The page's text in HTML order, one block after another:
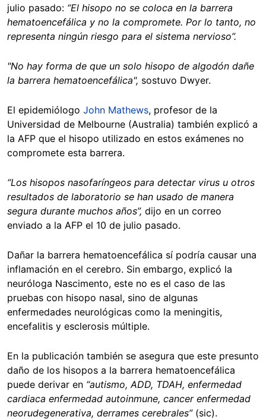
julio pasado: “El hisopo no se coloca en la barrera
hematoencefálica y no la compromete. Por lo tanto, no
representa ningún riesgo para el sistema nervioso”.
"No hay forma de que un solo hisopo de algodón dañe
la barrera hematoencefálica", sostuvo Dwyer.
El epidemiólogo John Mathews, profesor de la
Universidad de Melbourne (Australia) también explicó a
la AFP que el hisopo utilizado en estos exámenes no
compromete esta barrera.
“Los hisopos nasofaríngeos para detectar virus u otros
resultados de laboratorio se han usado de manera
segura durante muchos años”, dijo en un correo
enviado a la AFP el 10 de julio pasado.
Dañar la barrera hematoencefálica sí podría causar una
inflamación en el cerebro. Sin embargo, explicó la
neuróloga Nascimento, este no es el caso de las
pruebas con hisopo nasal, sino de algunas
enfermedades neurológicas como la meningitis,
encefalitis y esclerosis múltiple.
En la publicación también se asegura que este presunto
daño de los hisopos a la barrera hematoencefálica
puede derivar en “autismo, ADD, TDAH, enfermedad
cardiaca enfermedad autoinmune, cancer enfermedad
neorudegenerativa, derrames cerebrales”(sic).